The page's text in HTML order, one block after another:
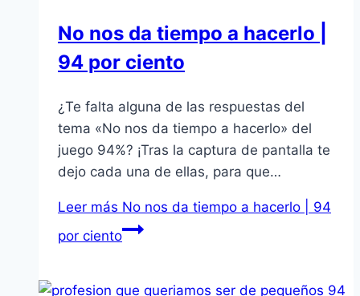
No nos da tiempo a hacerlo |
94 por ciento
¿Te falta alguna de las respuestas del
tema «No nos da tiempo a hacerlo» del
juego 94%? ¡Tras la captura de pantalla te
dejo cada una de ellas, para que…
Leer más No nos da tiempo a hacerlo | 94
por ciento